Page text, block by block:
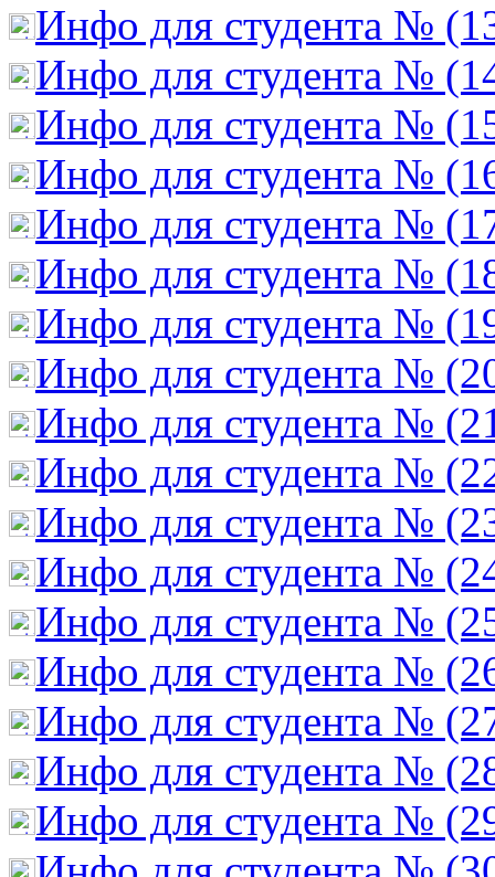
Инфо для студента №
Инфо для студента №
Инфо для студента №
Инфо для студента №
Инфо для студента №
Инфо для студента №
Инфо для студента №
Инфо для студента №
Инфо для студента №
Инфо для студента №
Инфо для студента №
Инфо для студента №
Инфо для студента №
Инфо для студента №
Инфо для студента №
Инфо для студента №
Инфо для студента №